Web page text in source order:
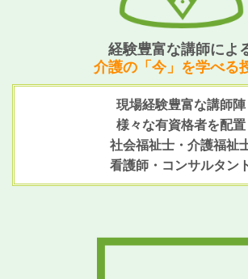
経験豊富な講師によ
介護の「今」を学べる
現場経験豊富な講師陣
様々な有資格者を配置
社会福祉士・ 介護福祉
看護師・コンサルタン